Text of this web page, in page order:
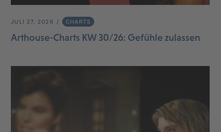
JULI 27, 2026 CHARTS
Arthouse-Charts KW 30/26: Gefühle zulassen